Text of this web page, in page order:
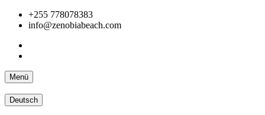
+255 778078383
info@zenobiabeach.com
Menü
Deutsch